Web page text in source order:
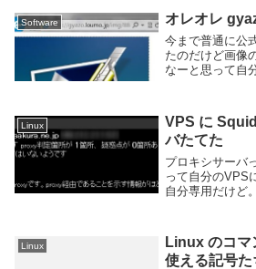
Software オレオレ
今まで普通に公
たのだけど画像
なーと思って自
ーバは gyazo
そのまま利用し
Linux
VPS に
バたてた
プロキシサーバ
って自分のVPS
自分専用だけど
で。パッケージ
squid3 の2つが...
Linux
Linux のコマ
使える記号た